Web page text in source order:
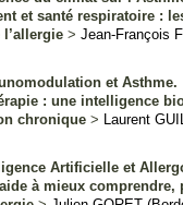
et santé respiratoire :
> Jean-François
et Asthme.
: une intelligence
chronique > Laurent
Artificielle et
à mieux comprendre,